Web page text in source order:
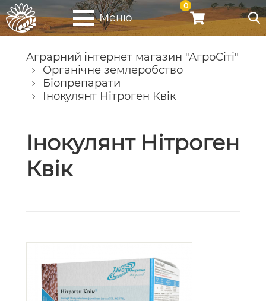
Меню
0
Аграрний інтернет магазин "АгроСіті"
Органічне землеробство
Біопрепарати
Інокулянт Нітроген Квік
Інокулянт Нітроген
Квік